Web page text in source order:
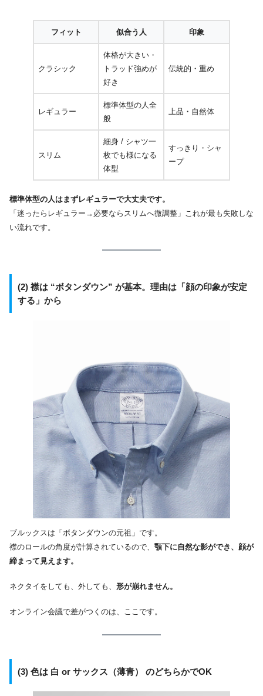
フィット 似合う人 印象
クラシック
体格が大きい・
トラッド強めが
好き
伝統的・重め
レギュラー
標準体型の人全
般
上品・自然体
スリム
細身 / シャツ一
枚でも様になる
体型
すっきり・シャ
ープ
標準体型の人はまずレギュラーで大丈夫です。
「迷ったらレギュラー→必要ならスリムへ微調整」これが最も失敗しな
い流れです。
(2) 襟は “ボタンダウン” が基本。理由は「顔の印象が安定
する」から
ブルックスは「ボタンダウンの元祖」です。
襟のロールの角度が計算されているので、 顎下に自然な影ができ、顔が
締まって見えます。
ネクタイをしても、外しても、 形が崩れません。
オンライン会議で差がつくのは、ここです。
(3) 色は 白 or サックス（薄青） のどちらかでOK